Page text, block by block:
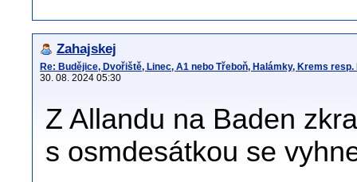
Zahajskej
Re: Budějice, Dvořiště, Linec, A1 nebo Třeboň, Halámky, Krems resp.
30. 08. 2024 05:30
Z Allandu na Baden
s osmdesátkou se